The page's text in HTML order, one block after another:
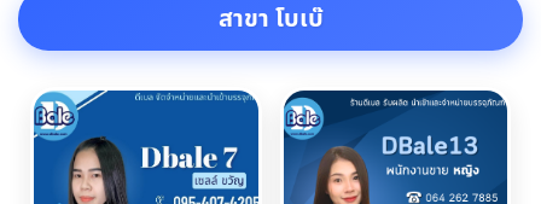
สาขา โบเบ๊